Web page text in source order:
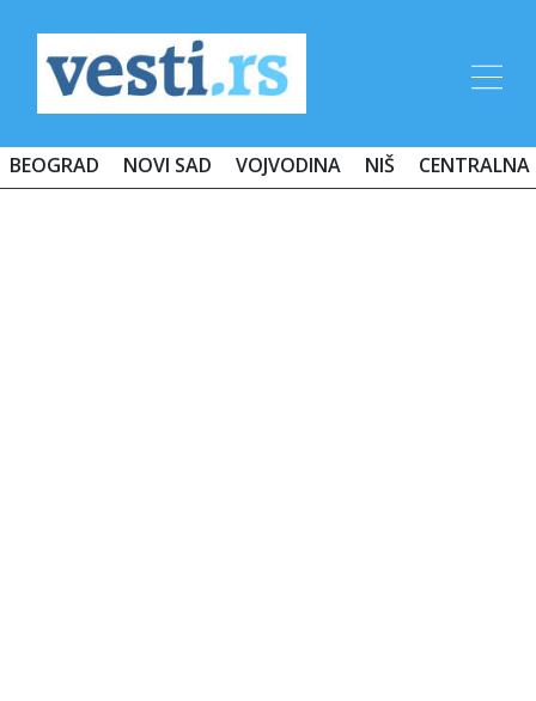
BEOGRAD NOVI SAD VOJVODINA NIŠ CENTRALNA